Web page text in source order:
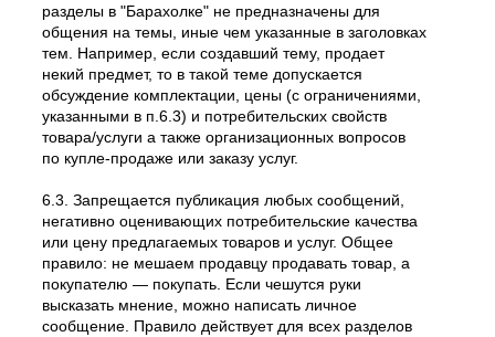
разделы в "Барахолке" не предназначены для
общения на темы, иные чем указанные в заголовках
тем. Например, если создавший тему, продает
некий предмет, то в такой теме допускается
обсуждение комплектации, цены (с ограничениями,
указанными в п.6.3) и потребительских свойств
товара/услуги а также организационных вопросов
по купле-продаже или заказу услуг.
6.3. Запрещается публикация любых сообщений,
негативно оценивающих потребительские качества
или цену предлагаемых товаров и услуг. Общее
правило: не мешаем продавцу продавать товар, а
покупателю — покупать. Если чешутся руки
высказать мнение, можно написать личное
сообщение. Правило действует для всех разделов